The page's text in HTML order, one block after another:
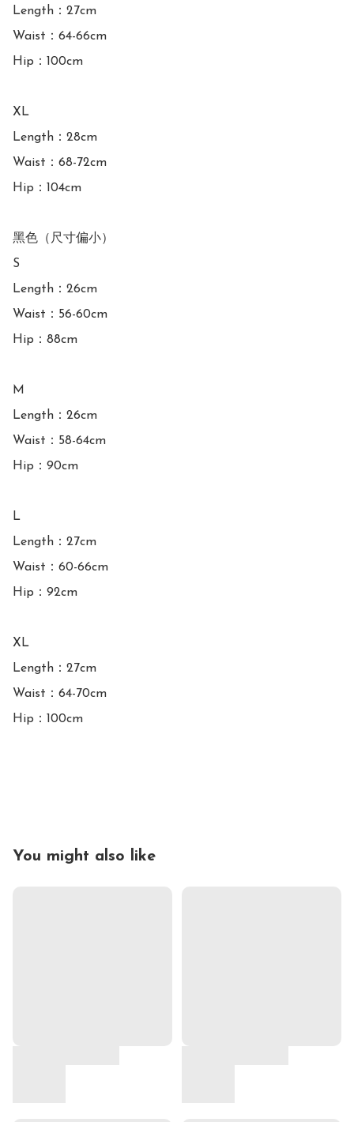
Length：27cm
Waist：64-66cm
Hip：100cm
XL
Length：28cm
Waist：68-72cm
Hip：104cm
黑色（尺寸偏小）
S
Length：26cm
Waist：56-60cm
Hip：88cm
M
Length：26cm
Waist：58-64cm
Hip：90cm
L
Length：27cm
Waist：60-66cm
Hip：92cm
XL
Length：27cm
Waist：64-70cm
Hip：100cm
You might also like